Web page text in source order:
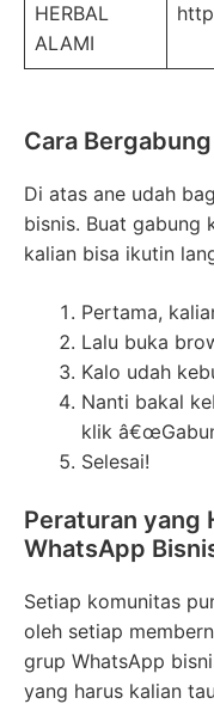
HERBAL
ALAMI
Cara
Di atas ane udah
bisnis. Buat gabung
kalian bisa ikutin
Pertama,
Lalu buka
Kalo udah
Nanti bakal
klik
Selesai!
Peraturan yang
WhatsApp
Setiap komunitas
oleh setiap
grup WhatsApp
yang harus kalian